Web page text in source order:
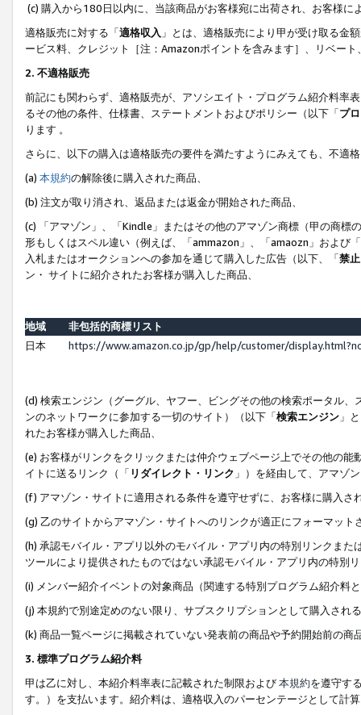
(c) 購入から180日以内に、当該商品がお客様宛に出荷され、お客様
適格販売に対する「適格収入 」とは、適格販売により甲が受け取る金
ービス料、クレジット［注：Amazonポイントを含みます］、リベー
2. 不適格販売
前記にも関わらず、適格販売が、アソシエイト・プログラム紹介料率
るその他の条件、仕様書、ステートメントおよびポリシー（以下「プ
ります 。
さらに、以下の購入は適格販売の要件を満たすようにみえても、不適
(a) 本規約の解除後に購入された商品、
(b) 注文が取り消され、返品または返金が開始された商品、
(c) 「アマゾン」、「Kindle」またはその他のアマゾン商標（甲の商
形もしくはスペル違い（例えば、「ammazon」、「amaozn」および
入札またはオークションへの参加を通じて購入した広告（以下、「禁
ン・ サイトに紹介されたお客様が購入した商品、
地域
非包括的商標リスト
日本
https://www.amazon.co.jp/gp/help/customer/
(d) 検索エンジン（グーグル、ヤフー、ビングその他の検索ポータル
ンのネットワークに参加する一切のサイト）（以下「検索エンジン 」
れたお客様が購入した商品、
(e) お客様がリンクをクリックまたは仲介ウェブページ上でその他の
イトに送るリンク（「 リダイレクト・リンク 」）を経由して、アマゾ
(f) アマゾン・サイトに適用される条件を遵守せずに、お客様に購入さ
(g) 乙のサイトからアマゾン・サイトへのリンクが適正にフォーマッ
(h) 承認モバイル・アプリ以外のモバイル・アプリ内の特別リンクま
ツールにより提供されたものではない承認モバイル・アプリ内の特別
(i) メンバー紹介イベントの対象商品（関連する特別プログラム紹介料
(j) 本規約で別途定めのない限り、サブスクリプションとして購入され
(k) 商品一覧ページに掲載されていない発表前の商品や予約開始前の商
3. 標準プログラム紹介料
甲は乙に対し、本紹介料率表に記載された制限および本規約を遵守す
す。）を支払います。紹介料は、適格収入のパーセンテージとして計